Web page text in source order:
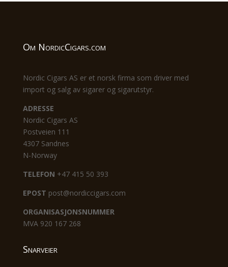
Om NordicCigars.com
Nordic Cigars AS er et norsk firma som driver med
import og salg av sigarer og sigarutstyr.
ADRESSE
Nordic Cigars AS
Postveien 111
4307 Sandnes
N-Norway
TELEFON +47 415 50 393
EPOST post@nordiccigars.com
ORGANISASJONSNUMMER
MVA 920 167 268
Snarveier